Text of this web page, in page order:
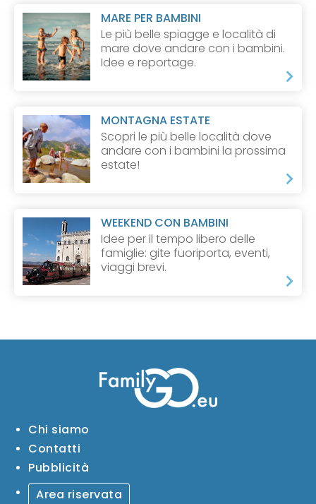
MARE PER BAMBINI
Le più belle spiagge e località di
mare dove andare con i bambini.
Idee e reportage.
MONTAGNA ESTATE
Scopri le più belle località dove
andare con i bambini la prossima
estate!
WEEKEND CON BAMBINI
Idee per il tempo libero delle
famiglie: gite fuoriporta, eventi,
viaggi brevi.
Chi siamo
Contatti
Pubblicità
Area riservata